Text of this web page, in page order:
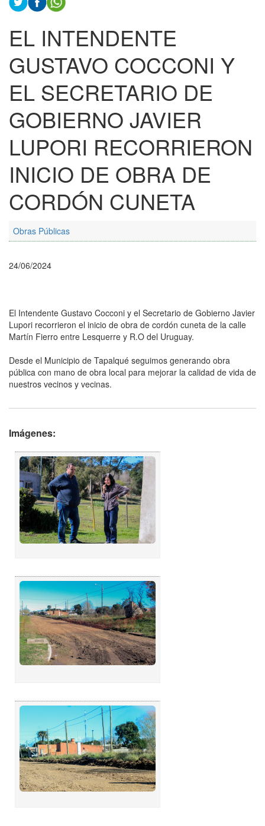
EL INTENDENTE
GUSTAVO COCCONI Y
EL SECRETARIO DE
GOBIERNO JAVIER
LUPORI RECORRIERON
INICIO DE OBRA DE
CORDÓN CUNETA
Obras Públicas
24/06/2024
El Intendente Gustavo Cocconi y el Secretario de Gobierno Javier
Lupori recorrieron el inicio de obra de cordón cuneta de la calle
Martín Fierro entre Lesquerre y R.O del Uruguay.
Desde el Municipio de Tapalqué seguimos generando obra
pública con mano de obra local para mejorar la calidad de vida de
nuestros vecinos y vecinas.
Imágenes: